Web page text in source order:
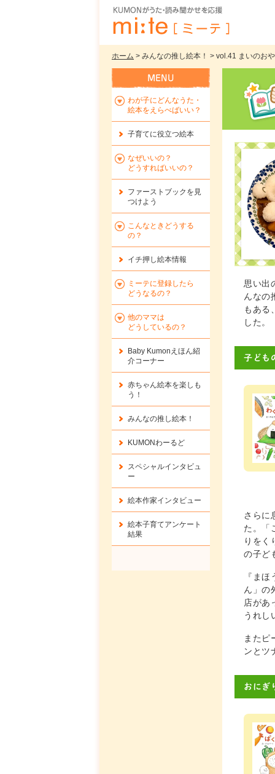
ホーム > みんなの推し絵本！ > vol.41 まいのお
思い出
んなの
もある
した。
子ども
さらに
た。「
りをく
の子ど
『ま
ん」の
店があ
うれし
またピ
ンとツ
おにぎ
わが子にどんなうた・
絵本をえらべばいい？
子育てに役立つ絵本
なぜいいの？
どうすればいいの？
ファーストブックを 見
つけよう
こんなときどうする
の？
イチ押し絵本情報
ミーテに登録したら
どうなるの？
他のママは
どうしているの？
Baby Kumonえほん紹
介コーナー
赤ちゃん絵本を楽しも
う！
みんなの推し絵本！
KUMONわーるど
スペシャルインタビュ
ー
絵本作家インタビュー
絵本子育てアンケート
結果